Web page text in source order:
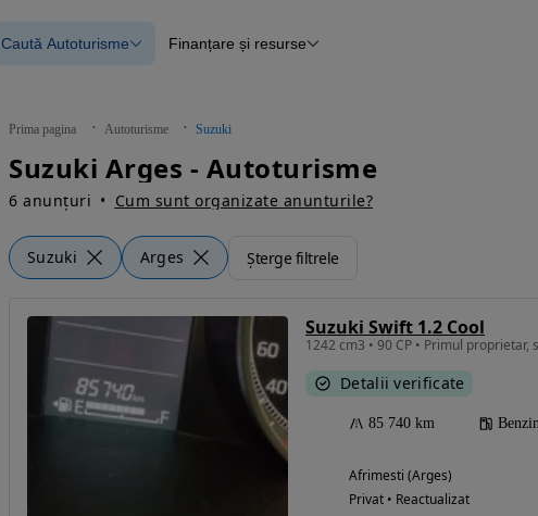
Mașini electrice
Mașini cu detalii verificate
Caută Autoturisme
Blog Autovit.ro
Finanțare și resurse
Prima pagina Autoturisme Suzuki
Suzuki Arges - Autoturisme
6 anunțuri Cum sunt organizate anunturile?
Suzuki Arges Șterge filtrele
Suzuki Swift 1.2 Cool
1242 cm3 • 90 CP • Primul
Detalii verificate
85 740 km
Afrimesti (Arges)
Privat • Reactualizat